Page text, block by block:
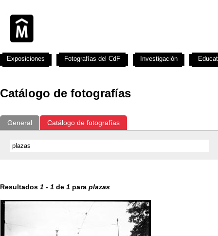
Catálogo de fotografías
General Catálogo de fotografías
Resultados 1 - 1 de 1 para plazas
Exposiciones Fotografías del CdF Investigación